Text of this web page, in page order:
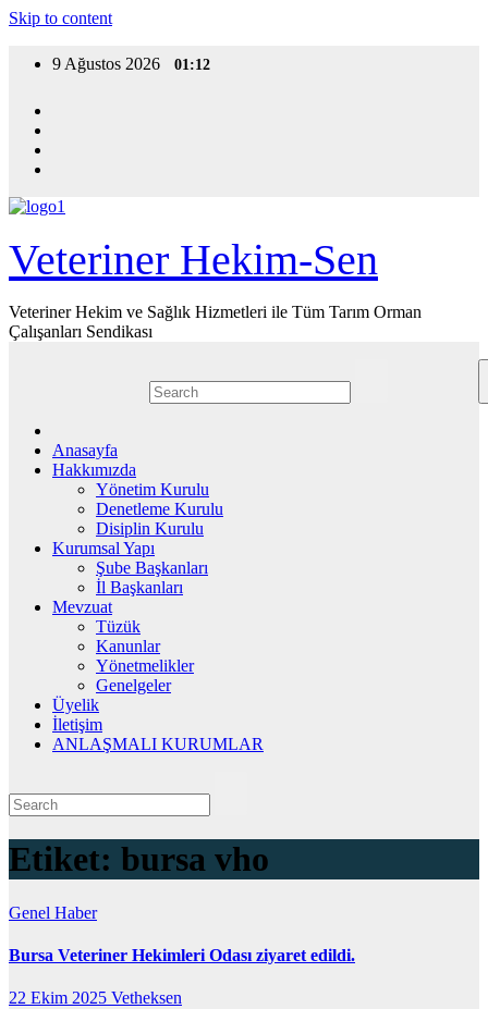
Skip to content
9 Ağustos 2026 01:12
Veteriner Hekim-Sen
Veteriner Hekim ve Sağlık Hizmetleri ile Tüm Tarım Orman
Çalışanları Sendikası
Anasayfa
Hakkımızda
Yönetim Kurulu
Denetleme Kurulu
Disiplin Kurulu
Kurumsal Yapı
Şube Başkanları
İl Başkanları
Mevzuat
Tüzük
Kanunlar
Yönetmelikler
Genelgeler
Üyelik
İletişim
ANLAŞMALI KURUMLAR
Etiket: bursa vho
Genel Haber
Bursa Veteriner Hekimleri Odası ziyaret edildi.
22 Ekim 2025 Vetheksen